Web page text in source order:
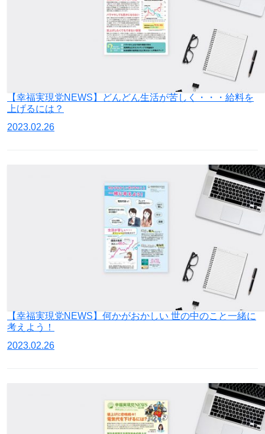
【幸福実現党NEWS】どんどん生活が苦しく・・・給料を
上げるには？
2023.02.26
【幸福実現党NEWS】何かがおかしい 世の中のこと一緒に
考えよう！
2023.02.26